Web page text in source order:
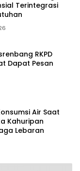
Terintegrasi
RKPD
Dapat Pesan
Air Saat
Kahuripan
Lebaran